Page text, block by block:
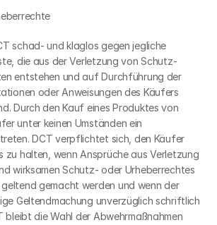
schad- und klaglos gegen jegliche
die aus der Verletzung von Schutz-
entstehen und auf Durchführung der
oder Anweisungen des Käufers
Durch den Kauf eines Produktes von
unter keinen Umständen ein
DCT verpflichtet sich, den Käufer
zu halten, wenn Ansprüche aus Verletzung
wirksamen Schutz- oder Urheberrechtes
gemacht werden und wenn der
Geltendmachung unverzüglich schriftlich
bleibt die Wahl der Abwehrmaßnahmen